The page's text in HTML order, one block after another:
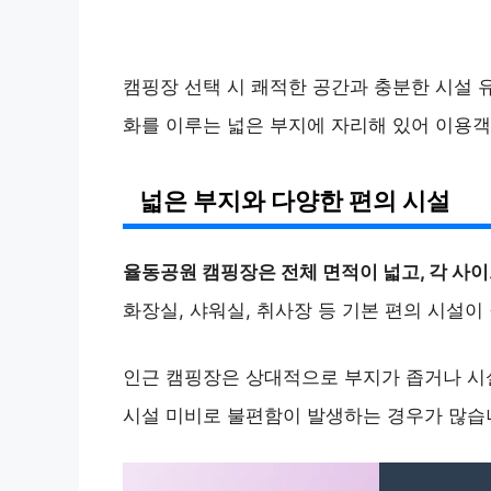
캠핑장 선택 시 쾌적한 공간과 충분한 시설
화를 이루는 넓은 부지에 자리해 있어 이용
넓은 부지와 다양한 편의 시설
율동공원 캠핑장은 전체 면적이 넓고, 각 사
화장실, 샤워실, 취사장 등 기본 편의 시설
인근 캠핑장은 상대적으로 부지가 좁거나
시설 미비로 불편함이 발생하는 경우가 많습